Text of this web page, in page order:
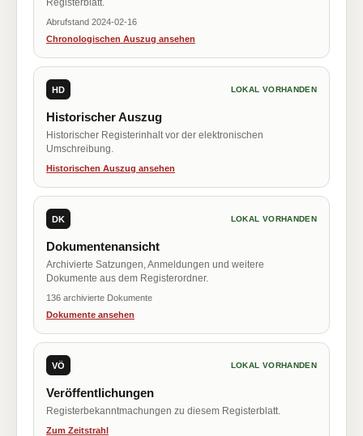
Registerblatt.
Abrufstand 2024-02-16
Chronologischen Auszug ansehen
HD LOKAL VORHANDEN
Historischer Auszug
Historischer Registerinhalt vor der elektronischen
Umschreibung.
Historischen Auszug ansehen
DK LOKAL VORHANDEN
Dokumentenansicht
Archivierte Satzungen, Anmeldungen und weitere
Dokumente aus dem Registerordner.
136 archivierte Dokumente
Dokumente ansehen
VÖ LOKAL VORHANDEN
Veröffentlichungen
Registerbekanntmachungen zu diesem Registerblatt.
Zum Zeitstrahl